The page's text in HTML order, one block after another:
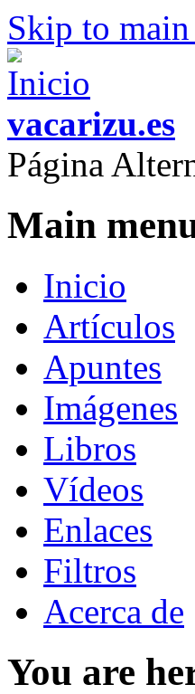
Skip to
vacarizu.es
Página
Main
Inicio
Artículos
Apuntes
Imágenes
Libros
Vídeos
Enlaces
Filtros
Acerca de
You are